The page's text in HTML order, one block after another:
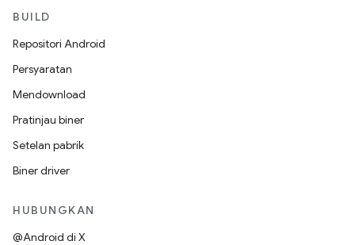
BUILD
Repositori Android
Persyaratan
Mendownload
Pratinjau biner
Setelan pabrik
Biner driver
HUBUNGKAN
@Android di X